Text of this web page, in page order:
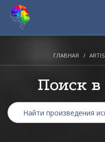
ГЛАВНАЯ
Поиск в